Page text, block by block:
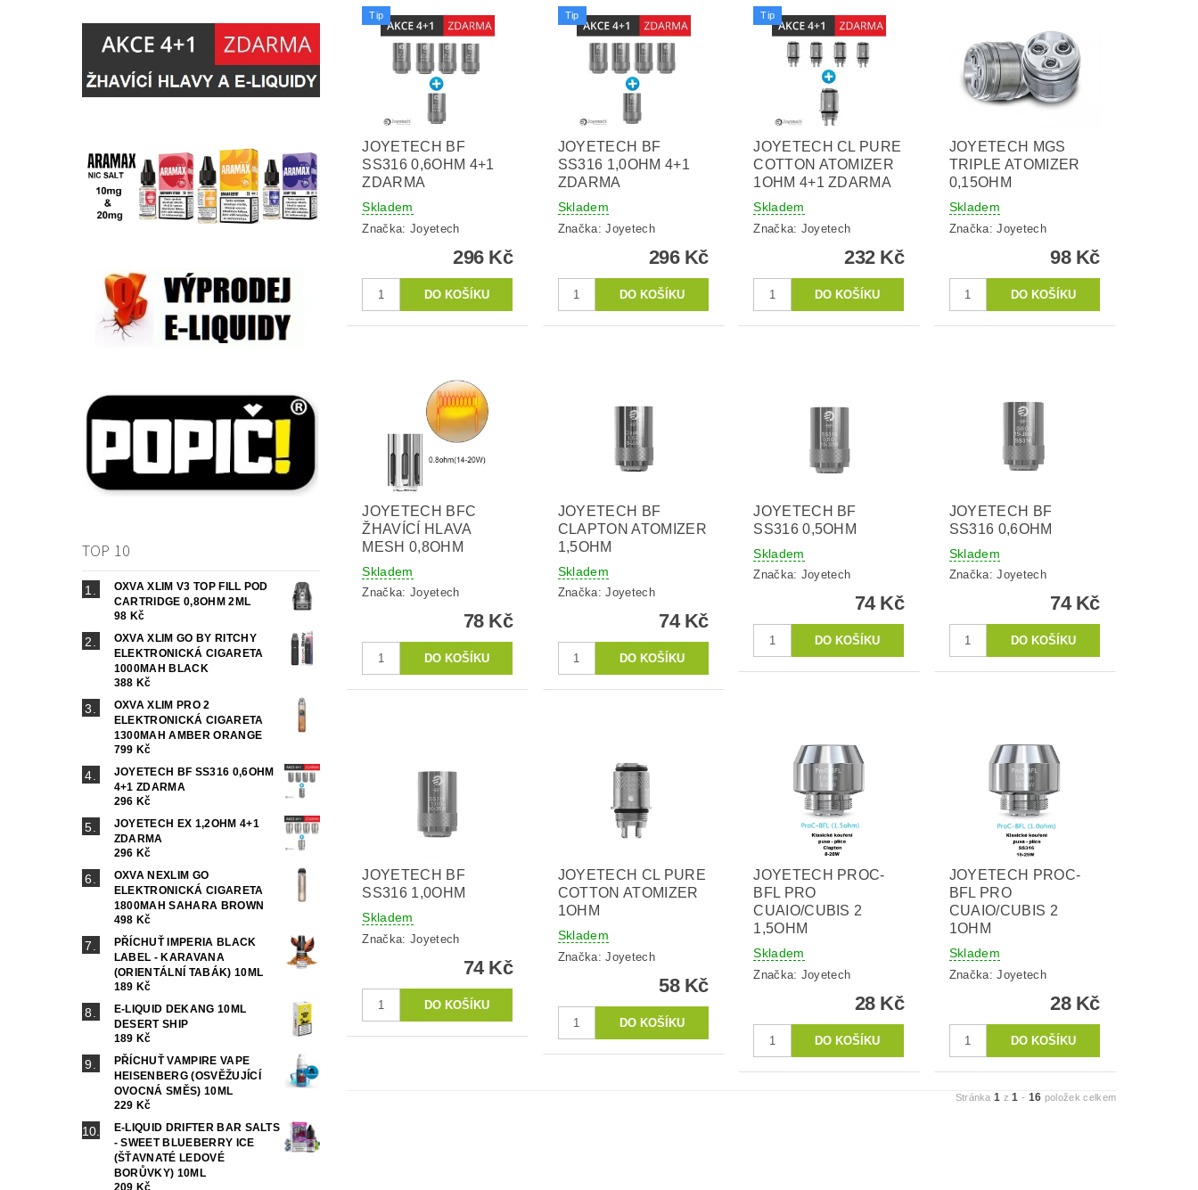
TOP 10
OXVA XLIM V3 TOP FILL POD
CARTRIDGE 0,8OHM 2ML
98 Kč
OXVA XLIM GO BY RITCHY
ELEKTRONICKÁ CIGARETA
1000MAH BLACK
388 Kč
OXVA XLIM PRO 2
ELEKTRONICKÁ CIGARETA
1300MAH AMBER ORANGE
799 Kč
JOYETECH BF SS316 0,6OHM
4+1 ZDARMA
296 Kč
JOYETECH EX 1,2OHM 4+1
ZDARMA
296 Kč
OXVA NEXLIM GO
ELEKTRONICKÁ CIGARETA
1800MAH SAHARA BROWN
498 Kč
PŘÍCHUŤ IMPERIA BLACK
LABEL - KARAVANA
(ORIENTÁLNÍ TABÁK) 10ML
189 Kč
E-LIQUID DEKANG 10ML
DESERT SHIP
189 Kč
PŘÍCHUŤ VAMPIRE VAPE
HEISENBERG (OSVĚŽUJÍCÍ
OVOCNÁ SMĚS) 10ML
229 Kč
E-LIQUID DRIFTER BAR SALTS
- SWEET BLUEBERRY ICE
(ŠŤAVNATÉ LEDOVÉ
BORŮVKY) 10ML
Tip
JOYETECH BF
SS316 0,6OHM 4+1
ZDARMA
Skladem
Značka: Joyetech
296 Kč
Tip
JOYETECH BF
SS316 1,0OHM 4+1
ZDARMA
Skladem
Značka:Joyetech
296 Kč
Tip
JOYETECH CL PURE
COTTON ATOMIZER
1OHM 4+1 ZDARMA
Skladem
Značka: Joyetech
232 Kč
JOYETECH MGS
TRIPLE ATOMIZER
0,15OHM
Skladem
Značka:Joyetech
98 Kč
JOYETECH BFC
ŽHAVÍCÍ HLAVA
MESH 0,8OHM
Skladem
Značka: Joyetech
78 Kč
JOYETECH BF
CLAPTON ATOMIZER
1,5OHM
Skladem
Značka:Joyetech
74 Kč
JOYETECH BF
SS316 0,5OHM
Skladem
Značka: Joyetech
74 Kč
JOYETECH BF
SS316 0,6OHM
Skladem
Značka:Joyetech
74 Kč
JOYETECH BF
SS316 1,0OHM
Skladem
Značka: Joyetech
74 Kč
JOYETECH CL PURE
COTTON ATOMIZER
1OHM
Skladem
Značka:Joyetech
58 Kč
JOYETECH PROC-
BFL PRO
CUAIO/CUBIS 2
1,5OHM
Skladem
Značka: Joyetech
28 Kč
JOYETECH PROC-
BFL PRO
CUAIO/CUBIS 2
1OHM
Skladem
Značka:Joyetech
28 Kč
Stránka1 z1 - 16 položek celkem